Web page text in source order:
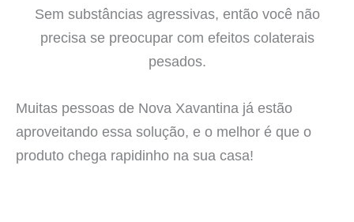
Sem substâncias agressivas, então você não
precisa se preocupar com efeitos colaterais
pesados.
Muitas pessoas de Nova Xavantina já estão
aproveitando essa solução, e o melhor é que o
produto chega rapidinho na sua casa!